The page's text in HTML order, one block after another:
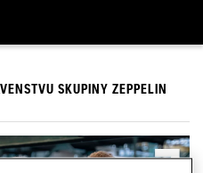
SKUPINY ZEPPELIN